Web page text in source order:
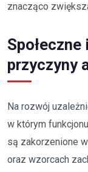
znacząco
przyczyny
Na rozwój
w którym
są zakorzenione
oraz wzorcach